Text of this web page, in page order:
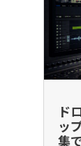
ド
ッ
集